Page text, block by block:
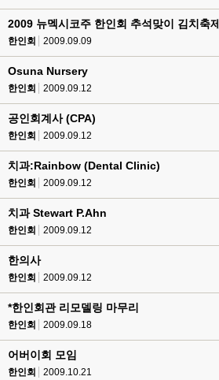
2009 뉴멕시코주 한인회 추석맞이 김치축제
한인회 2009.09.09
Osuna Nursery
한인회 2009.09.12
공인회계사 (CPA)
한인회 2009.09.12
치과:Rainbow (Dental Clinic)
한인회 2009.09.12
치과 Stewart P.Ahn
한인회 2009.09.12
한의사
한인회 2009.09.12
*한인회관 리모델링 마무리
한인회 2009.09.18
어버이회 모임
한인회 2009.10.21